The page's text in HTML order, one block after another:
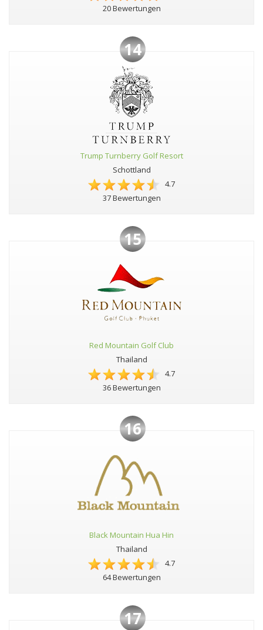
20 Bewertungen
14
Trump Turnberry Golf Resort
Schottland
4.7
37 Bewertungen
15
Red Mountain Golf Club
Thailand
4.7
36 Bewertungen
16
Black Mountain Hua Hin
Thailand
4.7
64 Bewertungen
17